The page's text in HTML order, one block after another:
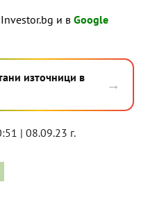
и в Google
източници в
→
| 08.09.23 г.